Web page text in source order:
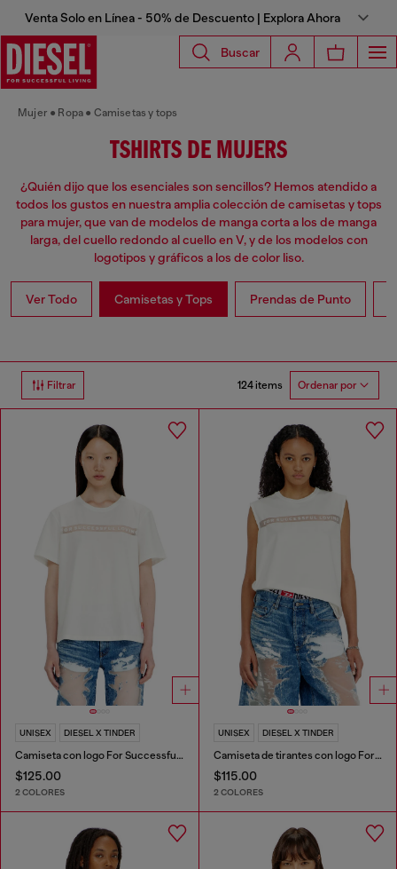
Venta Solo en Línea - 50% de Descuento | Explora Ahora
Buscar
Mujer Ropa Camisetas y tops
TSHIRTS DE MUJERS
¿Quién dijo que los esenciales son sencillos? Hemos atendido a
todos los gustos en nuestra amplia colección de camisetas y tops
para mujer, que van de modelos de manga corta a los de manga
larga, del cuello redondo al cuello en V, y de los modelos con
logotipos y gráficos a los de color liso.
Ver Todo Camisetas y Tops Prendas de Punto
Filtrar 124 items Ordenar por
UNISEX DIESEL X TINDER
Camiseta con logo For Successful Loving
$125.00
2 COLORES
UNISEX DIESEL X TINDER
Camiseta de tirantes con logo For Successful Loving
$115.00
2 COLORES